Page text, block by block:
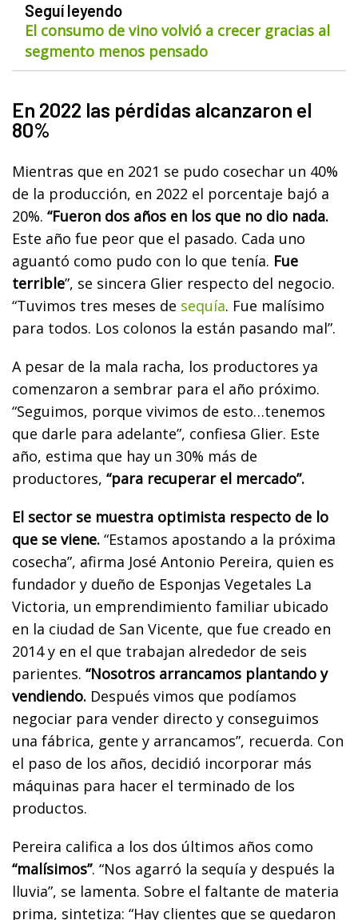
Seguí leyendo
El consumo de vino volvió a crecer gracias al
segmento menos pensado
En 2022 las pérdidas alcanzaron el
80%
Mientras que en 2021 se pudo cosechar un 40%
de la producción, en 2022 el porcentaje bajó a
20%. “Fueron dos años en los que no dio nada.
Este año fue peor que el pasado. Cada uno
aguantó como pudo con lo que tenía. Fue
terrible”, se sincera Glier respecto del negocio.
“Tuvimos tres meses de sequía. Fue malísimo
para todos. Los colonos la están pasando mal”.
A pesar de la mala racha, los productores ya
comenzaron a sembrar para el año próximo.
“Seguimos, porque vivimos de esto…tenemos
que darle para adelante”, confiesa Glier. Este
año, estima que hay un 30% más de
productores, “para recuperar el mercado”.
El sector se muestra optimista respecto de lo
que se viene. “Estamos apostando a la próxima
cosecha”, afirma José Antonio Pereira, quien es
fundador y dueño de Esponjas Vegetales La
Victoria, un emprendimiento familiar ubicado
en la ciudad de San Vicente, que fue creado en
2014 y en el que trabajan alrededor de seis
parientes. “Nosotros arrancamos plantando y
vendiendo. Después vimos que podíamos
negociar para vender directo y conseguimos
una fábrica, gente y arrancamos”, recuerda. Con
el paso de los años, decidió incorporar más
máquinas para hacer el terminado de los
productos.
Pereira califica a los dos últimos años como
“malísimos”. “Nos agarró la sequía y después la
lluvia”, se lamenta. Sobre el faltante de materia
prima, sintetiza: “Hay clientes que se quedaron